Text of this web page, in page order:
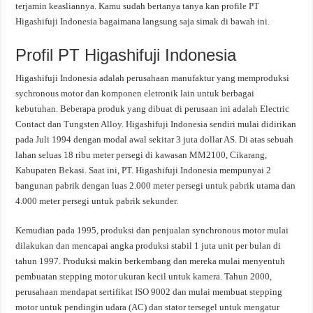
terjamin keasliannya. Kamu sudah bertanya tanya kan profile PT
Higashifuji Indonesia bagaimana langsung saja simak di bawah ini.
Profil PT Higashifuji Indonesia
Higashifuji Indonesia adalah perusahaan manufaktur yang memproduksi
sychronous motor dan komponen eletronik lain untuk berbagai
kebutuhan. Beberapa produk yang dibuat di perusaan ini adalah Electric
Contact dan Tungsten Alloy. Higashifuji Indonesia sendiri mulai didirikan
pada Juli 1994 dengan modal awal sekitar 3 juta dollar AS. Di atas sebuah
lahan seluas 18 ribu meter persegi di kawasan MM2100, Cikarang,
Kabupaten Bekasi. Saat ini, PT. Higashifuji Indonesia mempunyai 2
bangunan pabrik dengan luas 2.000 meter persegi untuk pabrik utama dan
4.000 meter persegi untuk pabrik sekunder.
Kemudian pada 1995, produksi dan penjualan synchronous motor mulai
dilakukan dan mencapai angka produksi stabil 1 juta unit per bulan di
tahun 1997. Produksi makin berkembang dan mereka mulai menyentuh
pembuatan stepping motor ukuran kecil untuk kamera. Tahun 2000,
perusahaan mendapat sertifikat ISO 9002 dan mulai membuat stepping
motor untuk pendingin udara (AC) dan stator tersegel untuk mengatur